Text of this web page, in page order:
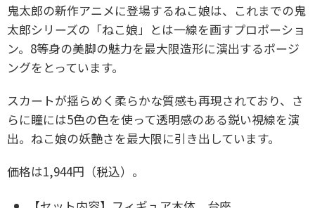
鬼太郎の新作アニメに登場するねこ娘は、これまでの鬼
太郎シリーズの「ねこ娘」とは一線を画すプロポーショ
ン。 8等身の美脚の魅力を最大限造形に演出するポージ
ングをとっています。
スカートが揺らめく柔らかな質感も再現されており、さ
らに瞳には5色の色を使って透明感のある鋭い視線を演
出。ねこ娘の妖艶さを最大限に引き出しています。
価格は1,944円（税込）。